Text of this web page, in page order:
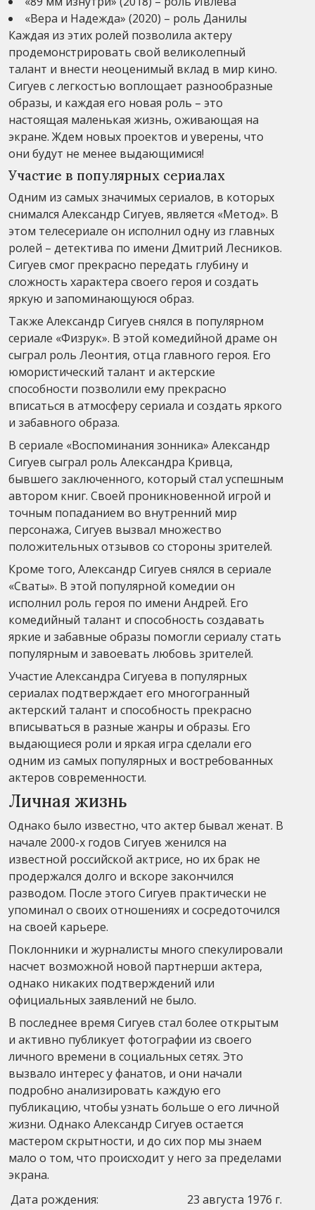
«Вера и Надежда» (2020) – роль Данилы
Каждая из этих ролей позволила актеру
продемонстрировать свой великолепный
талант и внести неоценимый вклад в мир кино.
Сигуев с легкостью воплощает разнообразные
образы, и каждая его новая роль – это
настоящая маленькая жизнь, оживающая на
экране. Ждем новых проектов и уверены, что
они будут не менее выдающимися!
Участие в популярных сериалах
Одним из самых значимых сериалов, в которых
снимался Александр Сигуев, является «Метод». В
этом телесериале он исполнил одну из главных
ролей – детектива по имени Дмитрий Лесников.
Сигуев смог прекрасно передать глубину и
сложность характера своего героя и создать
яркую и запоминающуюся образ.
Также Александр Сигуев снялся в популярном
сериале «Физрук». В этой комедийной драме он
сыграл роль Леонтия, отца главного героя. Его
юмористический талант и актерские
способности позволили ему прекрасно
вписаться в атмосферу сериала и создать яркого
и забавного образа.
В сериале «Воспоминания зонника» Александр
Сигуев сыграл роль Александра Кривца,
бывшего заключенного, который стал успешным
автором книг. Своей проникновенной игрой и
точным попаданием во внутренний мир
персонажа, Сигуев вызвал множество
положительных отзывов со стороны зрителей.
Кроме того, Александр Сигуев снялся в сериале
«Сваты». В этой популярной комедии он
исполнил роль героя по имени Андрей. Его
комедийный талант и способность создавать
яркие и забавные образы помогли сериалу стать
популярным и завоевать любовь зрителей.
Участие Александра Сигуева в популярных
сериалах подтверждает его многогранный
актерский талант и способность прекрасно
вписываться в разные жанры и образы. Его
выдающиеся роли и яркая игра сделали его
одним из самых популярных и востребованных
актеров современности.
Личная жизнь
Однако было известно, что актер бывал женат. В
начале 2000-х годов Сигуев женился на
известной российской актрисе, но их брак не
продержался долго и вскоре закончился
разводом. После этого Сигуев практически не
упоминал о своих отношениях и сосредоточился
на своей карьере.
Поклонники и журналисты много спекулировали
насчет возможной новой партнерши актера,
однако никаких подтверждений или
официальных заявлений не было.
В последнее время Сигуев стал более открытым
и активно публикует фотографии из своего
личного времени в социальных сетях. Это
вызвало интерес у фанатов, и они начали
подробно анализировать каждую его
публикацию, чтобы узнать больше о его личной
жизни. Однако Александр Сигуев остается
мастером скрытности, и до сих пор мы знаем
мало о том, что происходит у него за пределами
экрана.
Дата рождения:
23 августа 1976 г.